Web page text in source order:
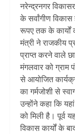
नरेन्द्रनगर
के सर्वांगीण
रूपए तक के कार्यों
मंत्री ने राजकीय
प्राप्त करने वाले
मंगलवार को
से आयोजित
का गर्मजोशी से
उन्होंने कहा कि
को मिली है। पूर्व
विकास कार्यों के